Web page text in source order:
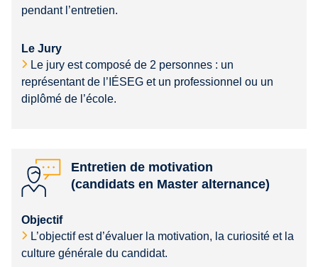
pendant l’entretien.
Le Jury
Le jury est composé de 2 personnes : un
représentant de l’IÉSEG et un professionnel ou un
diplômé de l’école.
Entretien de motivation
(candidats en Master alternance)
Objectif
L’objectif est d’évaluer la motivation, la curiosité et la
culture générale du candidat.